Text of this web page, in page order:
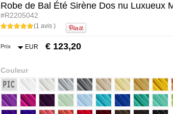
Robe de Bal Été Sirène Dos nu Luxueux
#R2205042
(1 avis )
Prix EUR € 123,20
Couleur